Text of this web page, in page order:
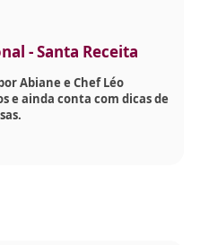
- Santa Receita
Abiane e Chef Léo
e ainda conta com dicas de